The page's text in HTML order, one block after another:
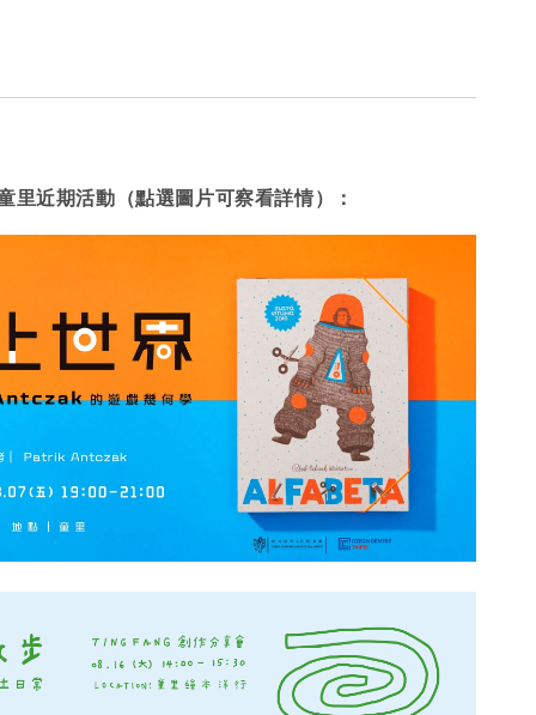
里近期活動（點選圖片可察看詳情）：